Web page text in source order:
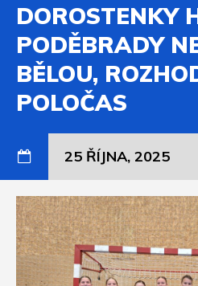
DOROSTENKY
PODĚBRADY
BĚLOU,
POLOČAS
25 ŘÍJNA, 2025